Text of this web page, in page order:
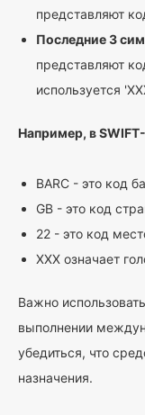
представляют
Последние 3
представляют
используется
Например, в
BARC - это код
GB - это код
22 - это код
XXX означает
Важно
выполнении
убедиться, что
назначения.